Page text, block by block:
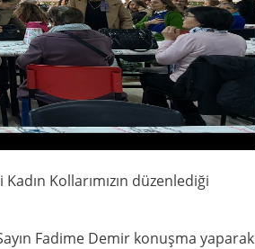
Kollarımızın düzenlediği
Fadime Demir konuşma yaparak